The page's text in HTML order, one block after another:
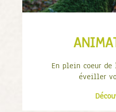
En plein coeur de
éveiller